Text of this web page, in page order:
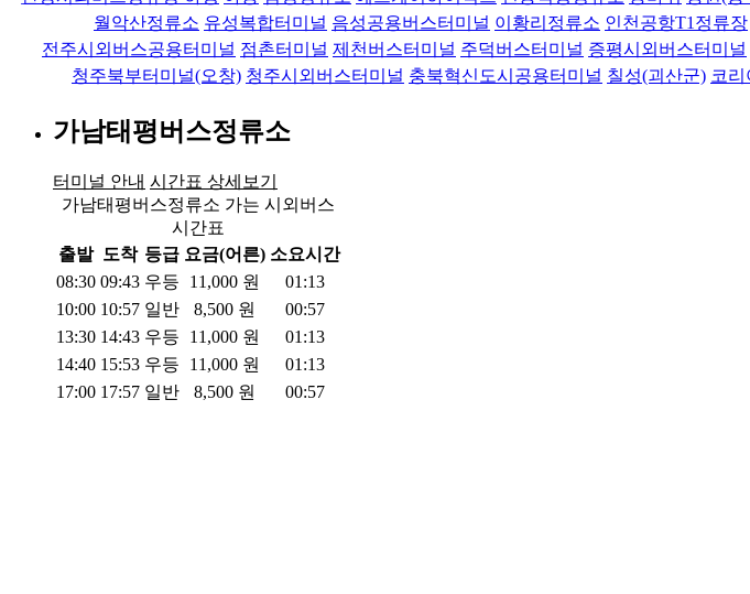
월악산정류소 유성복합터미널 음성공용버스터미널 이황리정류소 인천공항T1정류장
전주시외버스공용터미널 점촌터미널 제천버스터미널 주덕버스터미널 증평시외버스터미널
청주북부터미널(오창) 청주시외버스터미널 충북혁신도시공용터미널 칠성(괴산군) 코
가남태평버스정류소
터미널 안내 시간표 상세보기
가남태평버스정류소 가는 시외버스
시간표
출발 도착 등급 요금(어른) 소요시간
08:30 09:43 우등 11,000 원
01:13
10:00 10:57 일반 8,500 원
00:57
13:30 14:43 우등 11,000 원
01:13
14:40 15:53 우등 11,000 원
01:13
17:00 17:57 일반 8,500 원 00:57